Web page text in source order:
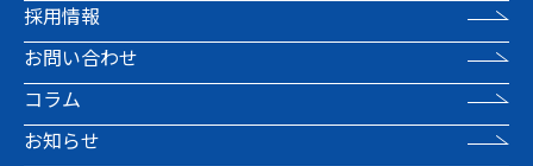
採用情報
お問い合わせ
コラム
お知らせ